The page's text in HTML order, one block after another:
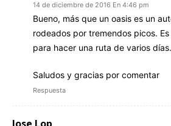
14 de diciembre de 2016 En 4:46 pm
Bueno, más que un oasis es un
rodeados por tremendos picos.
para hacer una ruta de varios días.
Saludos y gracias por comentar
Respuesta